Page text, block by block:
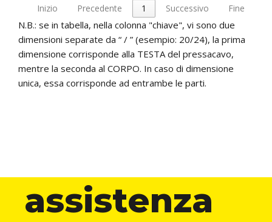
Inizio Precedente 1 Successivo Fine
N.B.: se in tabella, nella colonna "chiave", vi sono due
dimensioni separate da “ / ” (esempio: 20/24), la prima
dimensione corrisponde alla TESTA del pressacavo,
mentre la seconda al CORPO. In caso di dimensione
unica, essa corrisponde ad entrambe le parti.
assistenza